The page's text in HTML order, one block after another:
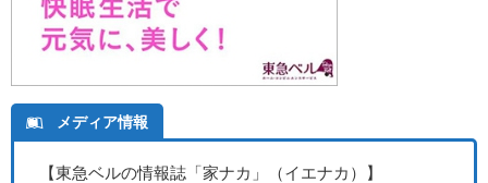
メディア情報
【東急ベルの情報誌「家ナカ」（イエナカ）】